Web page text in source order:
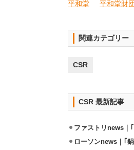
平和堂 平和堂財団
関連カテゴリー
CSR
CSR 最新記事
ファストリnews｜
ローソンnews｜｢